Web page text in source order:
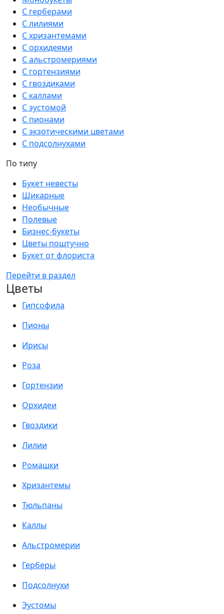
С герберами
С лилиями
С хризантемами
С орхидеями
С альстромериями
С гортензиями
С гвоздиками
С каллами
С эустомой
С пионами
С экзотическими цветами
С подсолнухами
По типу
Букет невесты
Шикарные
Необычные
Полевые
Бизнес-букеты
Цветы поштучно
Букет от флориста
Перейти в раздел
Цветы
Гипсофила
Пионы
Ирисы
Роза
Гортензии
Орхидеи
Гвоздики
Лилии
Ромашки
Хризантемы
Тюльпаны
Каллы
Альстромерии
Герберы
Подсолнухи
Эустомы